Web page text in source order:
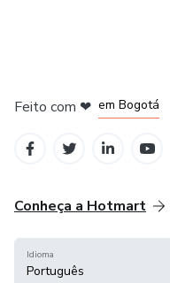
Feito com ❤ em Bogotá
Conheça a Hotmart
Idioma
Português